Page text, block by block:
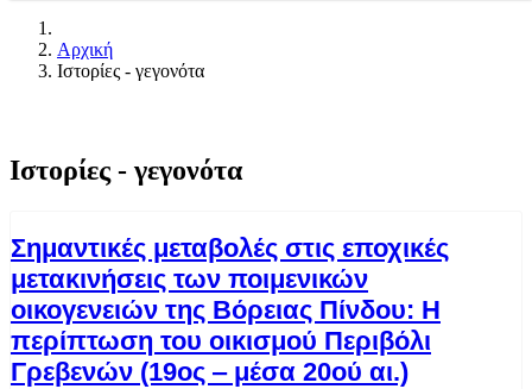
Αρχική
Ιστορίες - γεγονότα
Ιστορίες - γεγονότα
Σημαντικές μεταβολές στις εποχικές
μετακινήσεις των ποιμενικών
οικογενειών της Βόρειας Πίνδου: Η
περίπτωση του οικισμού Περιβόλι
Γρεβενών (19ος ‒ μέσα 20ού αι.)